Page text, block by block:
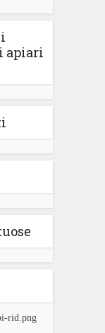
apiari